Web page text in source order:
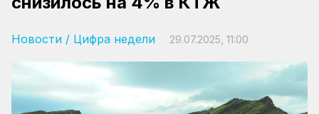
Новости / Цифра недели 29.07.2025, 11:00